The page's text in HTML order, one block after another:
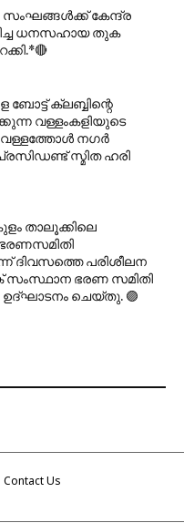
കേന്ദ്ര
ധനസഹായ തുക
ക്ലബ്ബിന്റെ
വള്ളംകളിയുടെ
നഗർ
സ്മിത ഹരി
താലൂക്കിലെ
ദിവസത്തെ പരിശീലന
സംസ്ഥാന ഭരണ സമിതി
ഉദ്ഘാടനം ചെയ്തു. 🟣
Contact Us